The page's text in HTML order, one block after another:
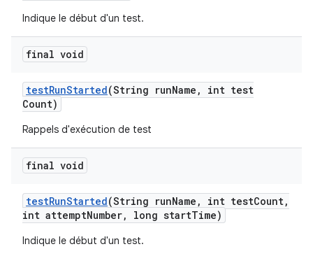
Indique le début d'un test.
final void
testRunStarted(String runName ,
int test
Count)
Rappels d'exécution de test
final void
testRunStarted(String runName , int testCount,
int attemptNumber, long startTime)
Indique le début d'un test.